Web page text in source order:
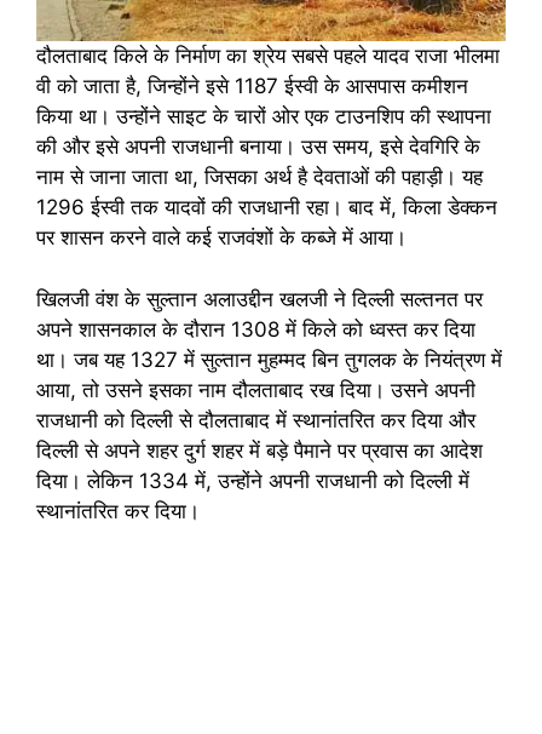
दौलताबाद किले के निर्माण का श्रेय सबसे पहले यादव राजा भीलमा
वी को जाता है, जिन्होंने इसे 1187 ईस्वी के आसपास कमीशन
किया था। उन्होंने साइट के चारों ओर एक टाउनशिप की स्थापना
की और इसे अपनी राजधानी बनाया। उस समय, इसे देवगिरि के
नाम से जाना जाता था, जिसका अर्थ है देवताओं की पहाड़ी। यह
1296 ईस्वी तक यादवों की राजधानी रहा। बाद में, किला डेक्कन
पर शासन करने वाले कई राजवंशों के कब्जे में आया।
खिलजी वंश के सुल्तान अलाउद्दीन खलजी ने दिल्ली सल्तनत पर
अपने शासनकाल के दौरान 1308 में किले को ध्वस्त कर दिया
था। जब यह 1327 में सुल्तान मुहम्मद बिन तुगलक के नियंत्रण में
आया, तो उसने इसका नाम दौलताबाद रख दिया। उसने अपनी
राजधानी को दिल्ली से दौलताबाद में स्थानांतरित कर दिया और
दिल्ली से अपने शहर दुर्ग शहर में बड़े पैमाने पर प्रवास का आदेश
दिया। लेकिन 1334 में, उन्होंने अपनी राजधानी को दिल्ली में
स्थानांतरित कर दिया।